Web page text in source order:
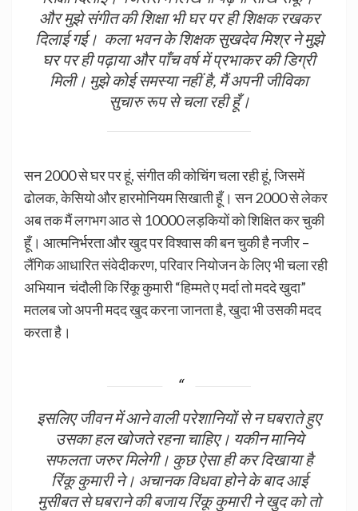
और मुझे संगीत की शिक्षा भी घर पर ही शिक्षक रखकर
दिलाई गई। कला भवन के शिक्षक सुखदेव मिश्र ने मुझे
घर पर ही पढ़ाया और पाँच वर्ष में प्रभाकर की डिग्री
मिली। मुझे कोई समस्या नहीं है, मैं अपनी जीविका
सुचारु रूप से चला रही हूँ।
सन 2000 से घर पर हूं, संगीत की कोचिंग चला रही हूं, जिसमें
ढोलक, केसियो और हारमोनियम सिखाती हूँ। सन 2000 से लेकर
अब तक मैं लगभग आठ से 10000 लड़कियों को शिक्षित कर चुकी
हूँ। आत्मनिर्भरता और खुद पर विश्वास की बन चुकी है नजीर –
लैंगिक आधारित संवेदीकरण, परिवार नियोजन के लिए भी चला रही
अभियान चंदौली कि रिंकू कुमारी “हिम्मते ए मर्दा तो मददे खुदा”
मतलब जो अपनी मदद खुद करना जानता है, खुदा भी उसकी मदद
करता है।
इसलिए जीवन में आने वाली परेशानियों से न घबराते हुए
उसका हल खोजते रहना चाहिए। यकीन मानिये
सफलता जरुर मिलेगी। कुछ ऐसा ही कर दिखाया है
रिंकू कुमारी ने। अचानक विधवा होने के बाद आई
मुसीबत से घबराने की बजाय रिंकू कुमारी ने खुद को तो